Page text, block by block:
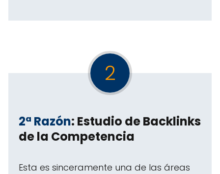
2
2ª Razón: Estudio de Backlinks
de la Competencia
Esta es sinceramente una de las áreas